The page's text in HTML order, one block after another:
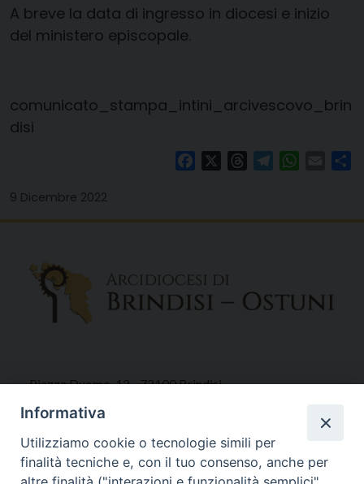
A breve la data di ingresso in diocesi e inizio
del ministero episcopale.
comunicato_stampa_intini_arcivescovo_brin
disi
FacebookThreadsTelegram Email
9 Dicembre 2022
Piazza Duomo, 12 - 72100 Brindisi
Tel 0831.521958
Fax 0831.528315
Informativa
Utilizziamo cookie o tecnologie simili per
finalità tecniche e, con il tuo consenso, anche per